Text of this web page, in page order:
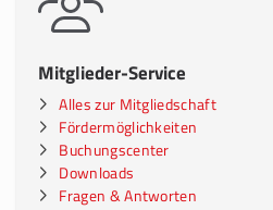
Mitglieder-Service
Alles zur Mitgliedschaft
Fördermöglichkeiten
Buchungscenter
Downloads
Fragen & Antworten